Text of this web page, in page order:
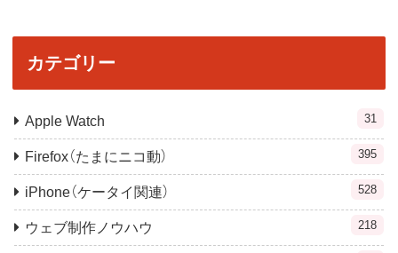
カテゴリー
Apple Watch 31
Firefox（たまにニコ動） 395
iPhone（ケータイ関連） 528
ウェブ制作ノウハウ 218